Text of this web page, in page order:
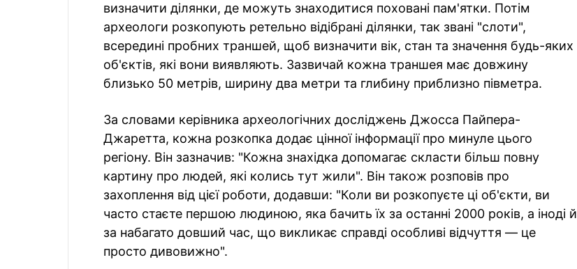
визначити ділянки, де можуть знаходитися поховані пам'ятки. Потім
археологи розкопують ретельно відібрані ділянки, так звані "слоти",
всередині пробних траншей, щоб визначити вік, стан та значення будь-яких
об'єктів, які вони виявляють. Зазвичай кожна траншея має довжину
близько 50 метрів, ширину два метри та глибину приблизно півметра.
За словами керівника археологічних досліджень Джосса Пайпера-
Джаретта, кожна розкопка додає цінної інформації про минуле цього
регіону. Він зазначив: "Кожна знахідка допомагає скласти більш повну
картину про людей, які колись тут жили". Він також розповів про
захоплення від цієї роботи, додавши: "Коли ви розкопуєте ці об'єкти, ви
часто стаєте першою людиною, яка бачить їх за останні 2000 років, а іноді й
за набагато довший час, що викликає справді особливі відчуття — це
просто дивовижно".